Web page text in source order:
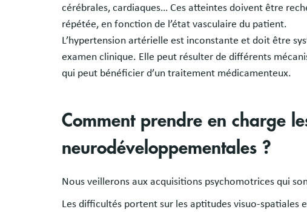
cérébrales, cardiaques… Ces atteintes doivent être
répétée, en fonction de l’état vasculaire du patient.
L’hypertension artérielle est inconstante et doit être
examen clinique. Elle peut résulter de différents
qui peut bénéficier d’un traitement médicamenteux.
Comment prendre en charge
neurodéveloppementales ?
Nous veillerons aux acquisitions psychomotrices qui
Les difficultés portent sur les aptitudes visuo-spatiales